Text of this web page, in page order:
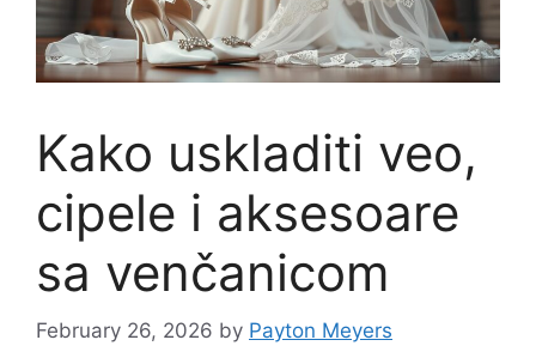
Kako uskladiti veo,
cipele i aksesoare
sa venčanicom
February 26, 2026 by Payton Meyers